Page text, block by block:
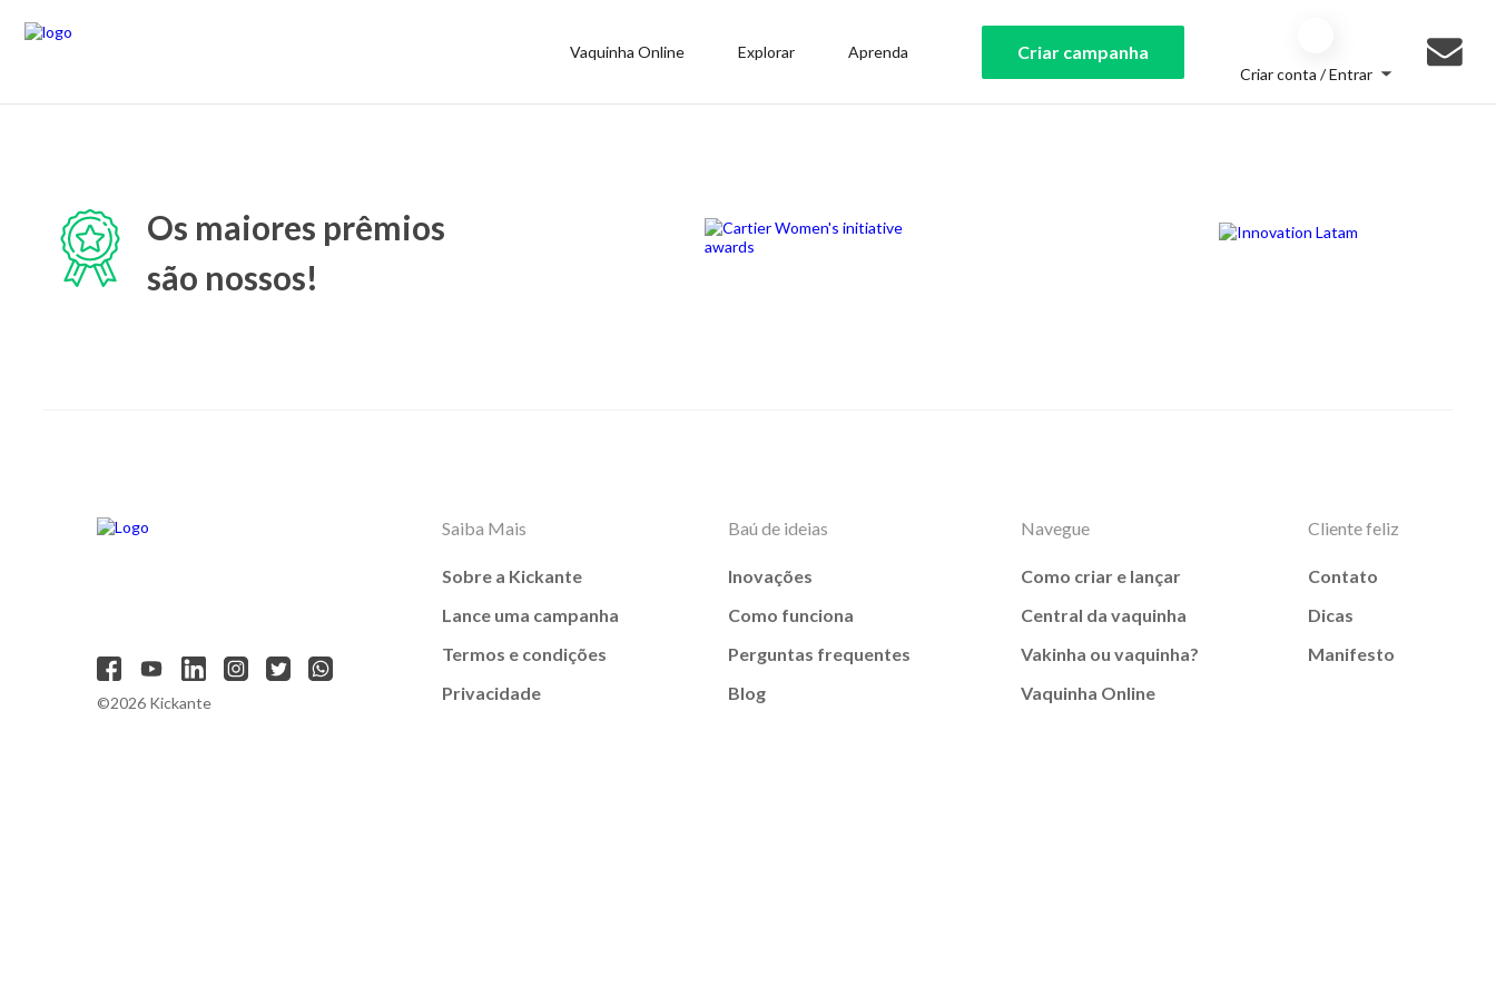
Vaquinha Online Explorar Aprenda Criar campanha
Criar conta / Entrar
Os maiores prêmios
são nossos!
©2026 Kickante
Saiba Mais
Sobre a Kickante
Lance uma campanha
Termos e condições
Privacidade
Baú de ideias
Inovações
Como funciona
Perguntas frequentes
Blog
Navegue
Como criar e lançar
Central da vaquinha
Vakinha ou vaquinha?
Vaquinha Online
Cliente feliz
Contato
Dicas
Manifesto